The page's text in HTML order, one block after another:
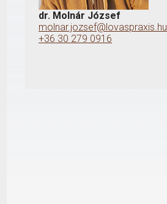
dr. Molnár József
molnar.jozsef@lovaspraxis.hu
+36 30 279 0916